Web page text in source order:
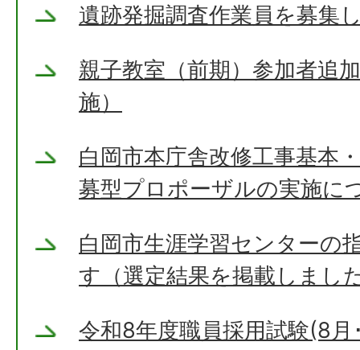
遺跡発掘調査作業員を募集
親子教室（前期）参加者追
施）
白岡市本庁舎改修工事基本
募型プロポーザルの実施に
白岡市生涯学習センターの
す（選定結果を掲載しまし
令和8年度職員採用試験(8月